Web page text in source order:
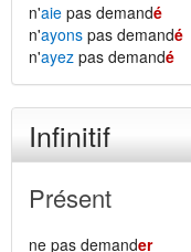
n'aie pas demandé
n'ayons pas demandé
n'ayez pas demandé
Infinitif
Présent
ne pas demander